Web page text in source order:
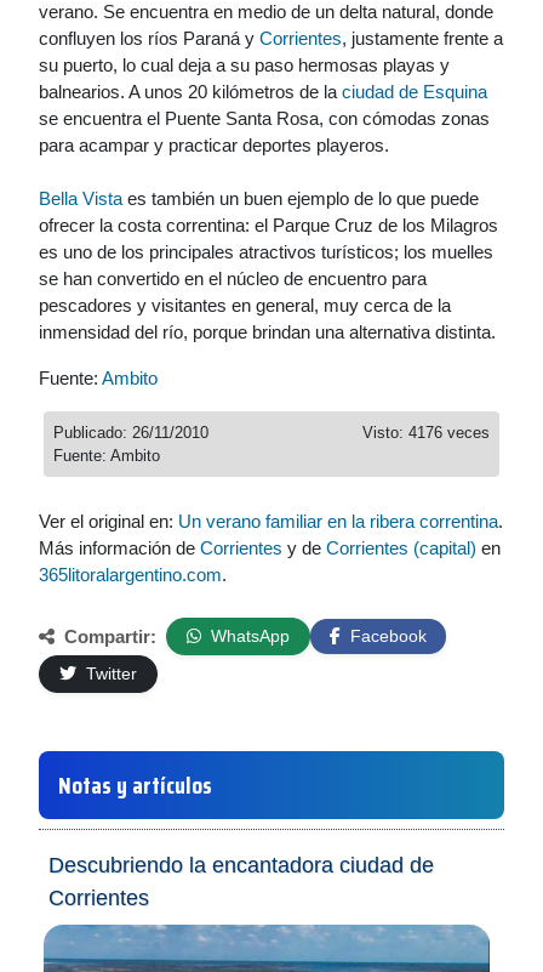
verano. Se encuentra en medio de un delta natural, donde
confluyen los ríos Paraná y Corrientes, justamente frente a
su puerto, lo cual deja a su paso hermosas playas y
balnearios. A unos 20 kilómetros de la ciudad de Esquina
se encuentra el Puente Santa Rosa, con cómodas zonas
para acampar y practicar deportes playeros.
Bella Vista es también un buen ejemplo de lo que puede
ofrecer la costa correntina: el Parque Cruz de los Milagros
es uno de los principales atractivos turísticos; los muelles
se han convertido en el núcleo de encuentro para
pescadores y visitantes en general, muy cerca de la
inmensidad del río, porque brindan una alternativa distinta.
Fuente: Ambito
Visto: 4176 veces
Publicado: 26/11/2010
Fuente: Ambito
Ver el original en: Un verano familiar en la ribera correntina.
Más información de Corrientes y de Corrientes (capital) en
365litoralargentino.com.
Compartir: WhatsApp
Facebook
Twitter
Notas y artículos
Descubriendo la encantadora ciudad de
Corrientes